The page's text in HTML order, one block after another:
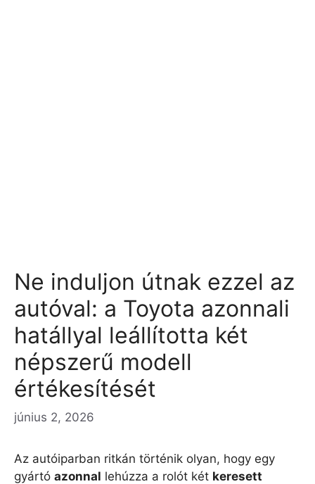
Ne induljon útnak ezzel az
autóval: a Toyota azonnali
hatállyal leállította két
népszerű modell
értékesítését
június 2, 2026
Az autóiparban ritkán történik olyan, hogy egy
gyártó azonnal lehúzza a rolót két keresett